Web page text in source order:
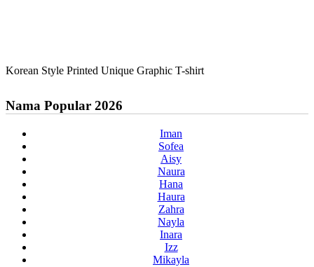
Korean Style Printed Unique Graphic T-shirt
Nama Popular 2026
Iman
Sofea
Aisy
Naura
Hana
Haura
Zahra
Nayla
Inara
Izz
Mikayla